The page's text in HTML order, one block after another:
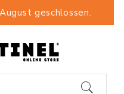
geschlossen.